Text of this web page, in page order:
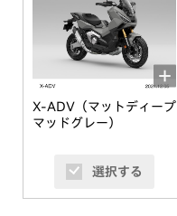
X-ADV（マットディープ
マッドグレー）
選択する